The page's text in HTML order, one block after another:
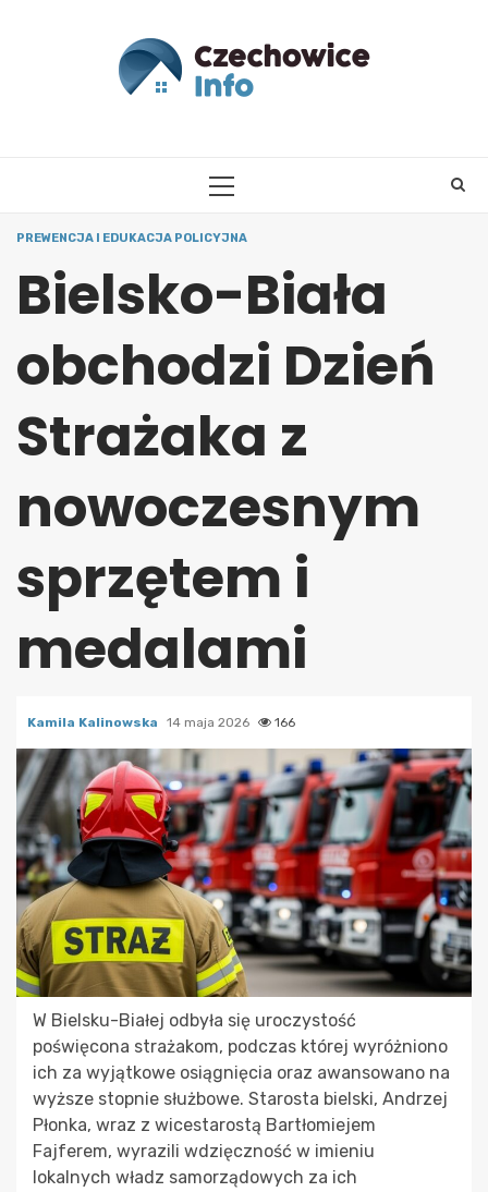
PRIMARY
PREWENCJA I EDUKACJA POLICYJNA
Bielsko-Biała
obchodzi Dzień
Strażaka z
nowoczesnym
sprzętem i
medalami
Kamila Kalinowska 14 maja 2026 166
W Bielsku-Białej odbyła się uroczystość
poświęcona strażakom, podczas której wyróżniono
ich za wyjątkowe osiągnięcia oraz awansowano na
wyższe stopnie służbowe. Starosta bielski, Andrzej
Płonka, wraz z wicestarostą Bartłomiejem
Fajferem, wyrazili wdzięczność w imieniu
lokalnych władz samorządowych za ich